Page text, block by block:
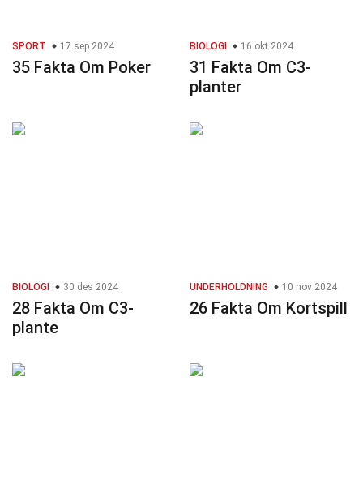
SPORT 17 sep 2024
35 Fakta Om Poker
BIOLOGI 16 okt 2024
31 Fakta Om C3-
planter
BIOLOGI 30 des 2024
28 Fakta Om C3-
plante
UNDERHOLDNING 10 nov 2024
26 Fakta Om Kortspill